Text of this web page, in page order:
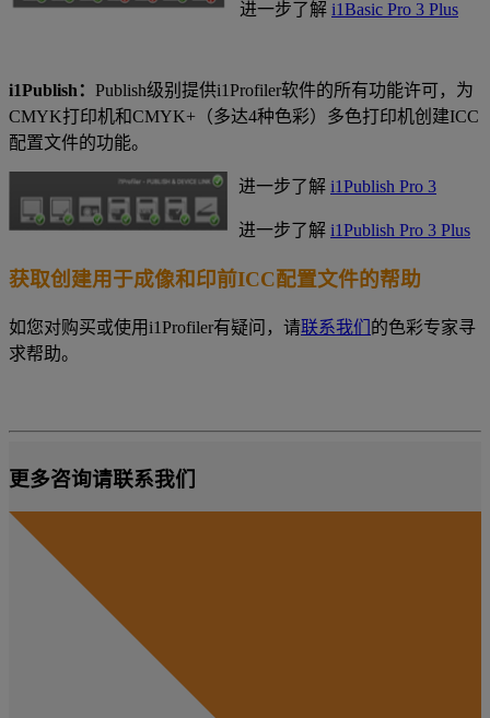
进一步了解 i1Basic Pro 3 Plus
i1Publish： Publish级别提供i1Profiler软件的所有功能许可，为
CMYK打印机和CMYK+（多达4种色彩）多色打印机创建ICC
配置文件的功能。
进一步了解 i1Publish Pro 3
进一步了解 i1Publish Pro 3 Plus
获取创建用于成像和印前ICC配置文件的帮助
如您对购买或使用i1Profiler有疑问，请联系我们 的色彩专家寻
求帮助。
更多咨询请联系我们